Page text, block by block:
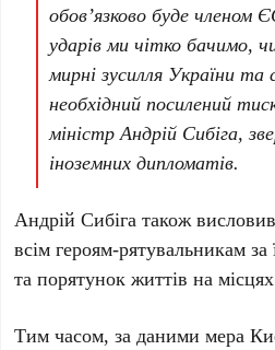
обов’язково буде членом
ударів ми чітко бачимо,
мирні зусилля України та
необхідний посилений
міністр Андрій Сибіга,
іноземних дипломатів.
Андрій Сибіга також
всім героям-рятувальникам
та порятунок життів на
Тим часом, за даними мера